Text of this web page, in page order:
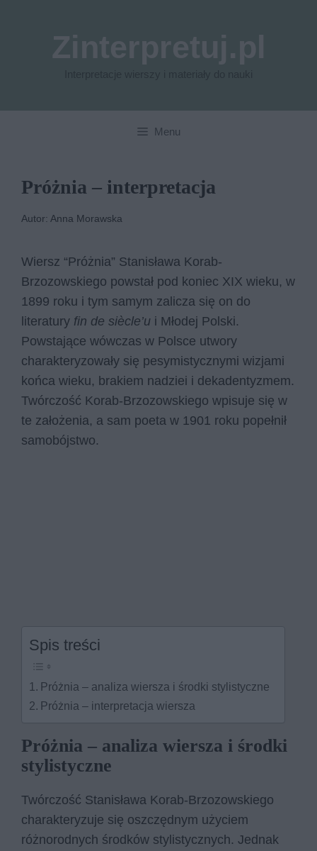
Menu
Próżnia – interpretacja
Autor: Anna Morawska
Wiersz “Próżnia” Stanisława Korab-
Brzozowskiego powstał pod koniec XIX wieku, w
1899 roku i tym samym zalicza się on do
literatury fin de siècle’u i Młodej Polski.
Powstające wówczas w Polsce utwory
charakteryzowały się pesymistycznymi wizjami
końca wieku, brakiem nadziei i dekadentyzmem.
Twórczość Korab-Brzozowskiego wpisuje się w
te założenia, a sam poeta w 1901 roku popełnił
samobójstwo.
Spis treści
Próżnia – analiza wiersza i środki stylistyczne
Próżnia – interpretacja wiersza
Próżnia – analiza wiersza i środki
stylistyczne
Twórczość Stanisława Korab-Brzozowskiego
charakteryzuje się oszczędnym użyciem
różnorodnych środków stylistycznych. Jednak